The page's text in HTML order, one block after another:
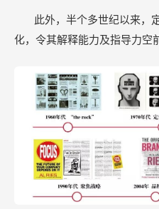
此外，半个多世纪以来，
化，令其解释能力及指导力空